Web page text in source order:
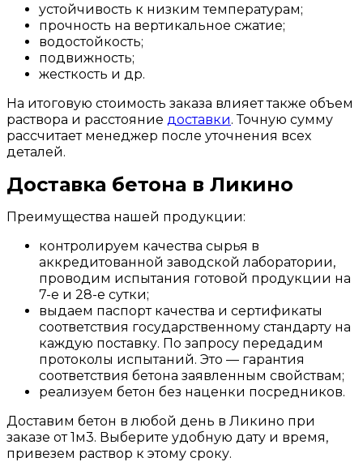
устойчивость к низким температурам;
прочность на вертикальное сжатие;
водостойкость;
подвижность;
жесткость и др.
На итоговую стоимость заказа влияет также объем
раствора и расстояние доставки. Точную сумму
рассчитает менеджер после уточнения всех
деталей.
Доставка бетона в Ликино
Преимущества нашей продукции:
контролируем качества сырья в
аккредитованной заводской лаборатории,
проводим испытания готовой продукции на
7-е и 28-е сутки;
выдаем паспорт качества и сертификаты
соответствия государственному стандарту на
каждую поставку. По запросу передадим
протоколы испытаний. Это — гарантия
соответствия бетона заявленным свойствам;
реализуем бетон без наценки посредников.
Доставим бетон в любой день в Ликино при
заказе от 1м3. Выберите удобную дату и время,
привезем раствор к этому сроку.